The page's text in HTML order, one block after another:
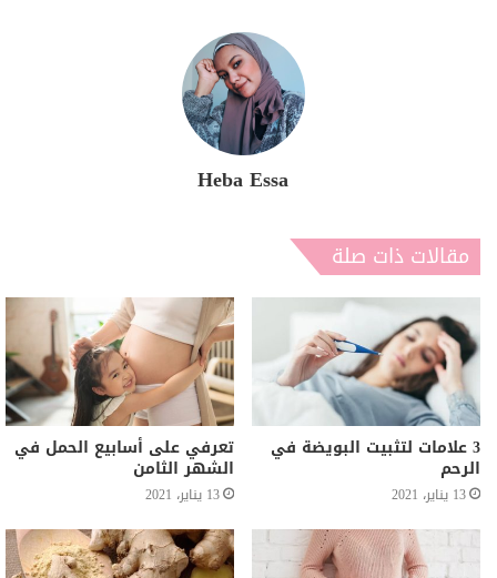
Heba Essa
مقالات ذات صلة
3 علامات لتثبيت البويضة في
الرحم
13 يناير، 2021
تعرفي على أسابيع الحمل في
الشهر الثامن
13 يناير، 2021